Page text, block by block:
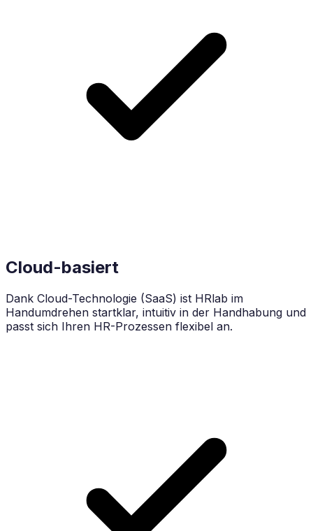
Cloud-basiert
Dank Cloud-Technologie (SaaS) ist HRlab im
Handumdrehen startklar, intuitiv in der Handhabung und
passt sich Ihren HR-Prozessen flexibel an.